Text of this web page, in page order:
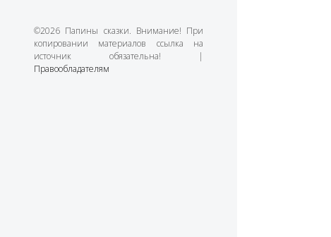
©2026 Папины сказки. Внимание! При
копировании материалов ссылка на
источник обязательна! |
Правообладателям